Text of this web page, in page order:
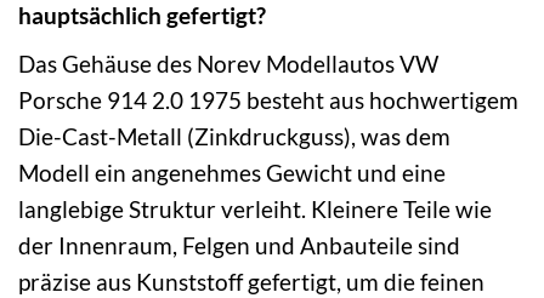
hauptsächlich gefertigt?
Das Gehäuse des Norev Modellautos VW
Porsche 914 2.0 1975 besteht aus hochwertigem
Die-Cast-Metall (Zinkdruckguss), was dem
Modell ein angenehmes Gewicht und eine
langlebige Struktur verleiht. Kleinere Teile wie
der Innenraum, Felgen und Anbauteile sind
präzise aus Kunststoff gefertigt, um die feinen